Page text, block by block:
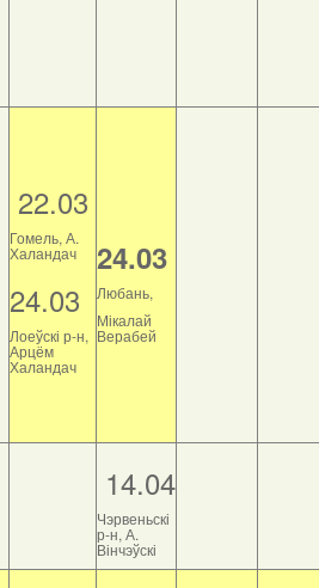
22.03
Гомель, А.
Халандач
24.03
Лоеўскі р-н,
Арцём
Халандач
24.03
Любань,
Мікалай
Верабей
14.04
Чэрвеньскі
р-н, А.
Вінчэўскі